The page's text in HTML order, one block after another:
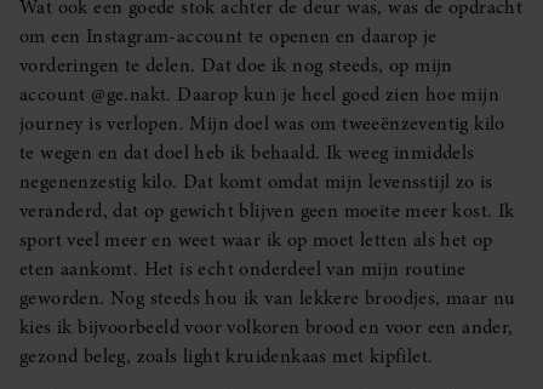
Wat ook een goede stok achter de deur was, was de opdracht
om een Instagram-account te openen en daarop je
vorderingen te delen. Dat doe ik nog steeds, op mijn
account @ge.nakt. Daarop kun je heel goed zien hoe mijn
journey is verlopen. Mijn doel was om tweeënzeventig kilo
te wegen en dat doel heb ik behaald. Ik weeg inmiddels
negenenzestig kilo. Dat komt omdat mijn levensstijl zo is
veranderd, dat op gewicht blijven geen moeite meer kost. Ik
sport veel meer en weet waar ik op moet letten als het op
eten aankomt. Het is echt onderdeel van mijn routine
geworden. Nog steeds hou ik van lekkere broodjes, maar nu
kies ik bijvoorbeeld voor volkoren brood en voor een ander,
gezond beleg, zoals light kruidenkaas met kipfilet.